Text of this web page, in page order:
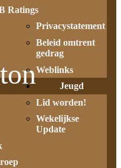
Ratings
Privacystatement
Beleid omtrent
gedrag
Weblinks
Jeugd
Lid worden!
Wekelijkse
Update